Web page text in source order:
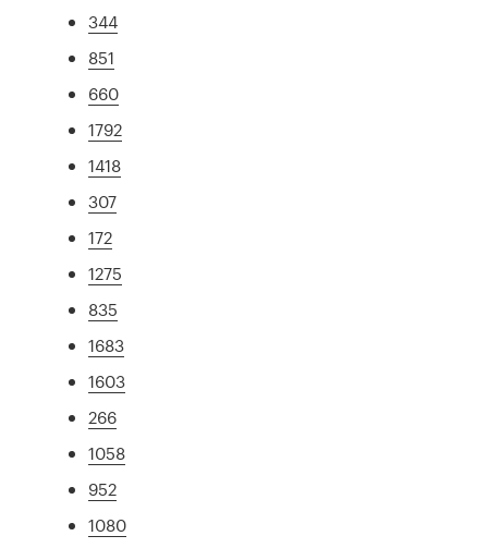
344
851
660
1792
1418
307
172
1275
835
1683
1603
266
1058
952
1080